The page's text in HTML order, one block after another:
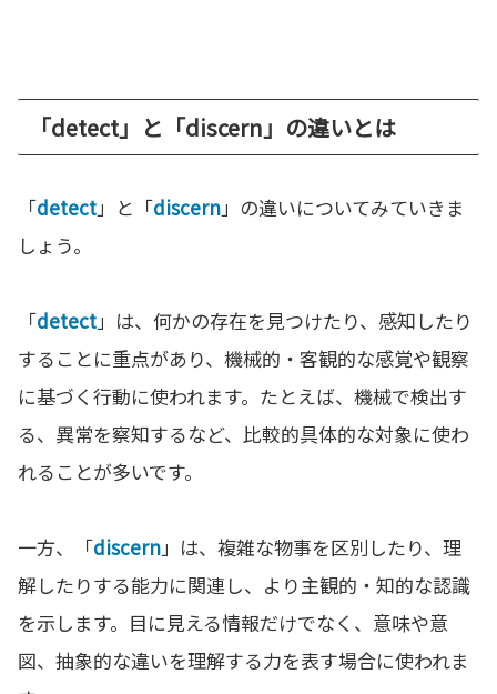
「detect」と「discern」の違いとは
「detect」と「discern」の違いについてみていきま
しょう。
「detect」は、何かの存在を見つけたり、感知したり
することに重点があり、機械的・客観的な感覚や観察
に基づく行動に使われます。たとえば、機械で検出す
る、異常を察知するなど、比較的具体的な対象に使わ
れることが多いです。
一方、「discern」は、複雑な物事を区別したり、理
解したりする能力に関連し、より主観的・知的な認識
を示します。目に見える情報だけでなく、意味や意
図、抽象的な違いを理解する力を表す場合に使われま